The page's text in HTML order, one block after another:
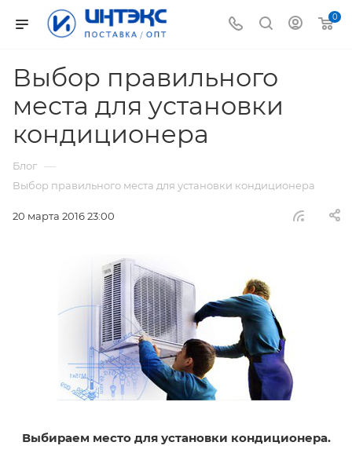
0
Выбор правильного
места для установки
кондиционера
Блог —
Выбор правильного места для установки кондиционера
20 марта 2016 23:00
Выбираем место для установки кондиционера.